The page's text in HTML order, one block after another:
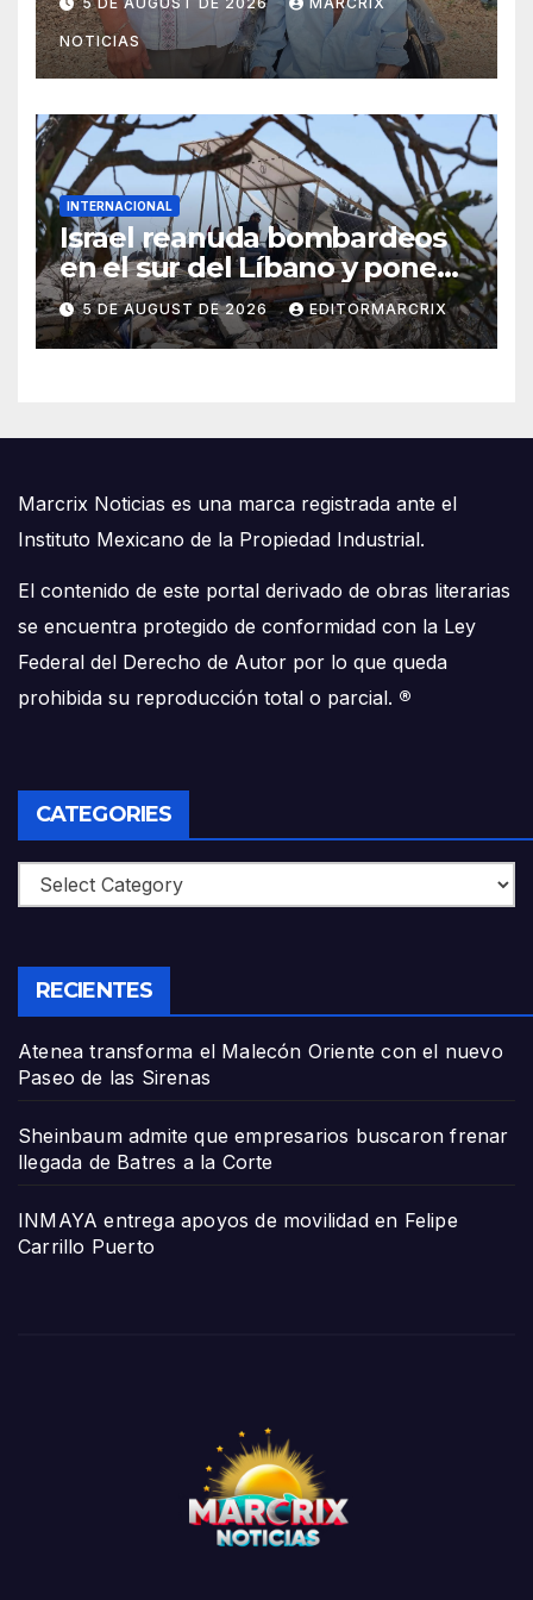
NOTICIAS
INTERNACIONAL
Israel reanuda bombardeos
en el sur del Líbano y pone
en riesgo diálogo de paz
5 DE AUGUST DE 2026 EDITORMARCRIX
Marcrix Noticias es una marca registrada ante el
Instituto Mexicano de la Propiedad Industrial.
El contenido de este portal derivado de obras literarias
se encuentra protegido de conformidad con la Ley
Federal del Derecho de Autor por lo que queda
prohibida su reproducción total o parcial. ®
CATEGORIES
Categories
RECIENTES
Atenea transforma el Malecón Oriente con el nuevo
Paseo de las Sirenas
Sheinbaum admite que empresarios buscaron frenar
llegada de Batres a la Corte
INMAYA entrega apoyos de movilidad en Felipe
Carrillo Puerto